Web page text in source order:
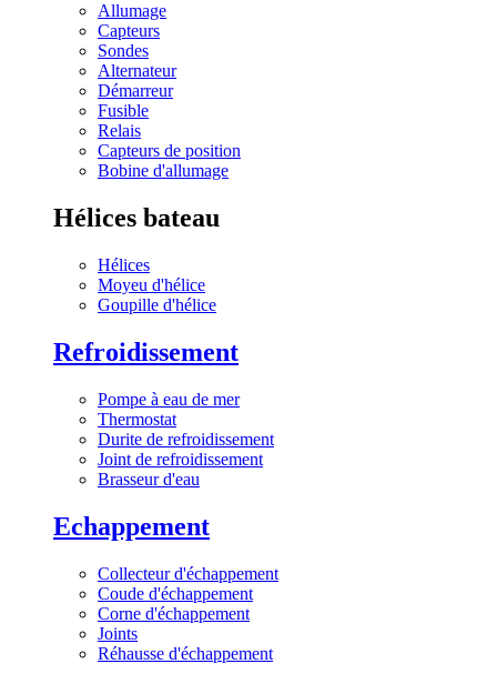
Allumage
Capteurs
Sondes
Alternateur
Démarreur
Fusible
Relais
Capteurs de position
Bobine d'allumage
Hélices bateau
Hélices
Moyeu d'hélice
Goupille d'hélice
Refroidissement
Pompe à eau de mer
Thermostat
Durite de refroidissement
Joint de refroidissement
Brasseur d'eau
Echappement
Collecteur d'échappement
Coude d'échappement
Corne d'échappement
Joints
Réhausse d'échappement